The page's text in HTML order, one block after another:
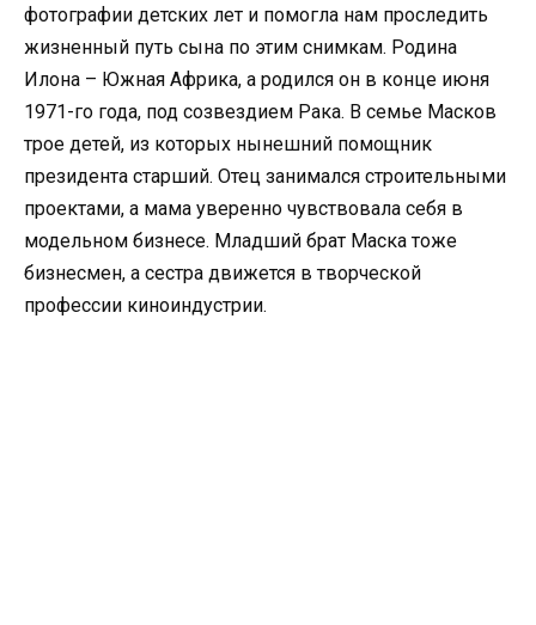
фотографии детских лет и помогла нам проследить
жизненный путь сына по этим снимкам. Родина
Илона – Южная Африка, а родился он в конце июня
1971-го года, под созвездием Рака. В семье Масков
трое детей, из которых нынешний помощник
президента старший. Отец занимался строительными
проектами, а мама уверенно чувствовала себя в
модельном бизнесе. Младший брат Маска тоже
бизнесмен, а сестра движется в творческой
профессии киноиндустрии.